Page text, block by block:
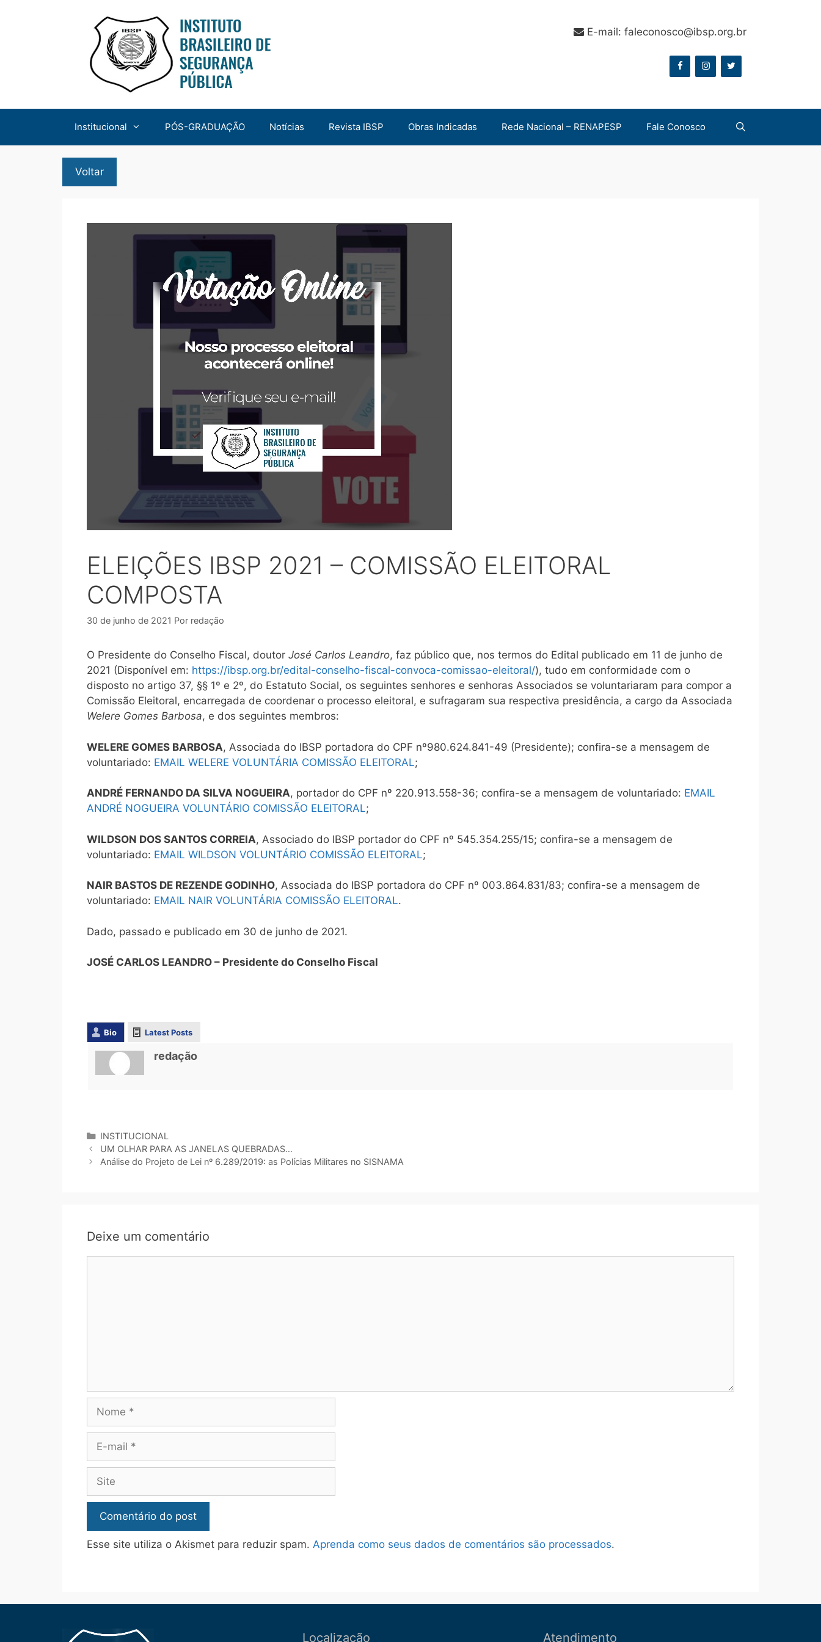
E-mail: faleconosco@ibsp.org.br
Institucional PÓS-GRADUAÇÃO Notícias Revista IBSP Obras Indicadas Rede Nacional – RENAPESP Fale Conosco
ELEIÇÕES IBSP 2021 – COMISSÃO ELEITORAL
COMPOSTA
30 de junho de 2021 Por redação
O Presidente do Conselho Fiscal, doutor José Carlos Leandro, faz público que, nos termos do Edital publicado em 11 de junho de
2021 (Disponível em: https://ibsp.org.br/edital-conselho-fiscal-convoca-comissao-eleitoral/), tudo em conformidade com o
disposto no artigo 37, §§ 1º e 2º, do Estatuto Social, os seguintes senhores e senhoras Associados se voluntariaram para compor a
Comissão Eleitoral, encarregada de coordenar o processo eleitoral, e sufragaram sua respectiva presidência, a cargo da Associada
Welere Gomes Barbosa, e dos seguintes membros:
WELERE GOMES BARBOSA, Associada do IBSP portadora do CPF nº980.624.841-49 (Presidente); confira-se a mensagem de
voluntariado: EMAIL WELERE VOLUNTÁRIA COMISSÃO ELEITORAL;
ANDRÉ FERNANDO DA SILVA NOGUEIRA, portador do CPF nº 220.913.558-36; confira-se a mensagem de voluntariado: EMAIL
ANDRÉ NOGUEIRA VOLUNTÁRIO COMISSÃO ELEITORAL;
WILDSON DOS SANTOS CORREIA, Associado do IBSP portador do CPF nº 545.354.255/15; confira-se a mensagem de
voluntariado: EMAIL WILDSON VOLUNTÁRIO COMISSÃO ELEITORAL;
NAIR BASTOS DE REZENDE GODINHO, Associada do IBSP portadora do CPF nº 003.864.831/83; confira-se a mensagem de
voluntariado: EMAIL NAIR VOLUNTÁRIA COMISSÃO ELEITORAL.
Dado, passado e publicado em 30 de junho de 2021.
JOSÉ CARLOS LEANDRO – Presidente do Conselho Fiscal
Bio Latest Posts
redação
INSTITUCIONAL
UM OLHAR PARA AS JANELAS QUEBRADAS…
Análise do Projeto de Lei nº 6.289/2019: as Polícias Militares no SISNAMA
Deixe um comentário
Esse site utiliza o Akismet para reduzir spam. Aprenda como seus dados de comentários são processados.
Localização Atendimento